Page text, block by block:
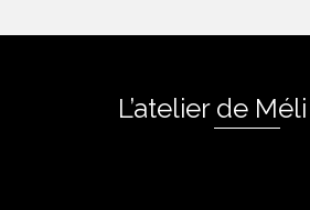
L’atelier de